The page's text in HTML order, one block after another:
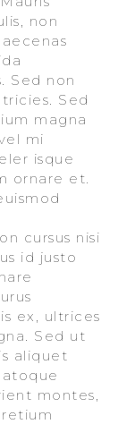
non
Sed non
Sed
magna
mi
isque
ornare et.
cursus nisi
id justo
ex, ultrices
Sed ut
aliquet
montes,